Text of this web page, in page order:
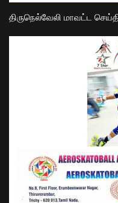
திருநெல்வேலி மாவட்ட